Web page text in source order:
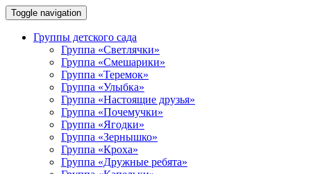
Toggle navigation
Группы детского сада
Группа «Светлячки»
Группа «Смешарики»
Группа «Теремок»
Группа «Улыбка»
Группа «Настоящие друзья»
Группа «Почемучки»
Группа «Ягодки»
Группа «Зернышко»
Группа «Кроха»
Группа «Дружные ребята»